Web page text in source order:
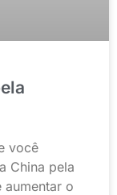
você
China pela
o